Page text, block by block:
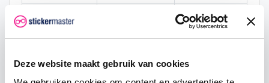
Deze website maakt gebruik van cookies
15 € 2,25
25 € 0,33 € 4,38
50 € 0,30 € 10,00